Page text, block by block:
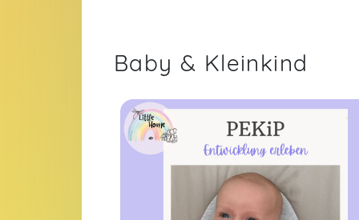
Baby & Kleinkind